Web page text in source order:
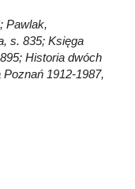
Pawlak,
s. 835; Księga
Historia dwóch
1912-1987,